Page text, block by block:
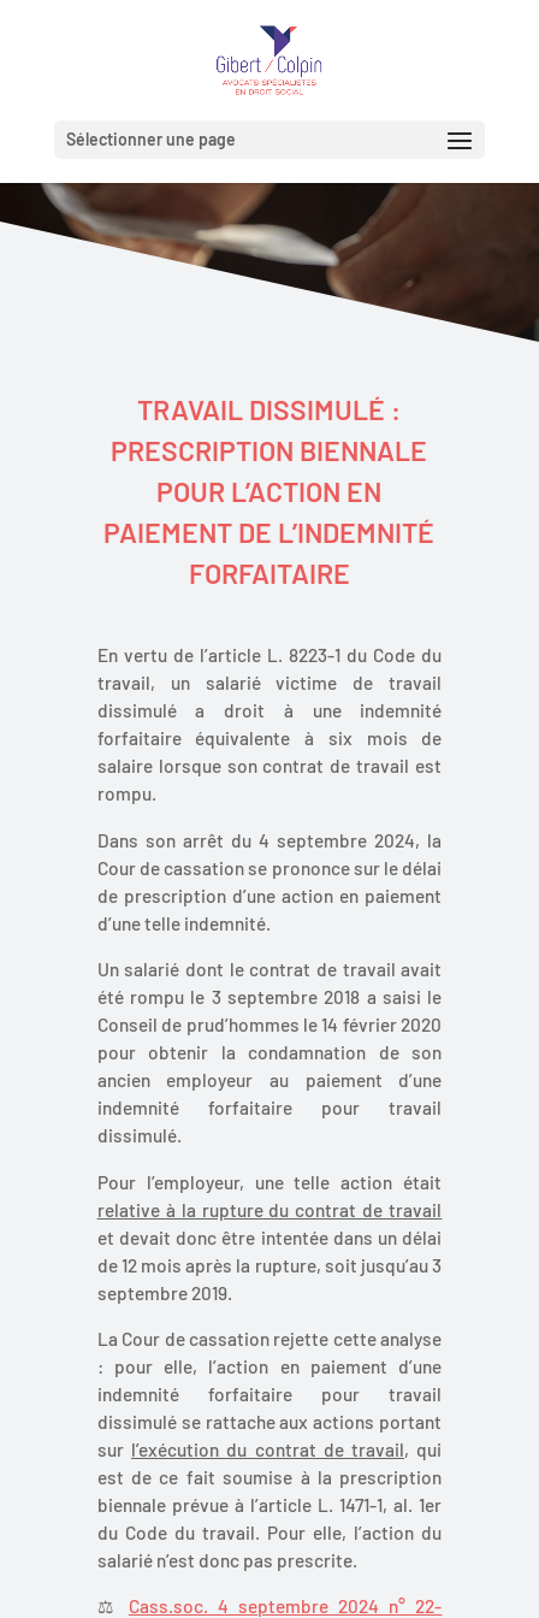
Sélectionner une page
TRAVAIL DISSIMULÉ :
PRESCRIPTION BIENNALE
POUR L’ACTION EN
PAIEMENT DE L’INDEMNITÉ
FORFAITAIRE
En vertu de l’article L. 8223-1 du Code du
travail, un salarié victime de travail
dissimulé a droit à une indemnité
forfaitaire équivalente à six mois de
salaire lorsque son contrat de travail est
rompu.
Dans son arrêt du 4 septembre 2024, la
Cour de cassation se prononce sur le délai
de prescription d’une action en paiement
d’une telle indemnité.
Un salarié dont le contrat de travail avait
été rompu le 3 septembre 2018 a saisi le
Conseil de prud’hommes le 14 février 2020
pour obtenir la condamnation de son
ancien employeur au paiement d’une
indemnité forfaitaire pour travail
dissimulé.
Pour l’employeur, une telle action était
relative à la rupture du contrat de travail
et devait donc être intentée dans un délai
de 12 mois après la rupture, soit jusqu’au 3
septembre 2019.
La Cour de cassation rejette cette analyse
: pour elle, l’action en paiement d’une
indemnité forfaitaire pour travail
dissimulé se rattache aux actions portant
sur l’exécution du contrat de travail, qui
est de ce fait soumise à la prescription
biennale prévue à l’article L. 1471-1, al. 1er
du Code du travail. Pour elle, l’action du
salarié n’est donc pas prescrite.
⚖️ Cass.soc. 4 septembre 2024 n° 22-